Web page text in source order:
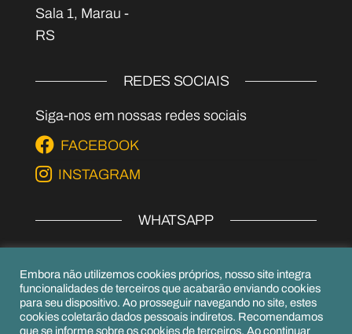
Sala 1, Marau -
RS
REDES SOCIAIS
Siga-nos em nossas redes sociais
FACEBOOK
INSTAGRAM
WHATSAPP
(54) 99979-6656
(54) 99156-6952
Embora não utilizemos cookies próprios, nosso site integra
funcionalidades de terceiros que acabarão enviando cookies
para seu dispositivo. Ao prosseguir navegando no site, estes
cookies coletarão dados pessoais indiretos. Recomendamos
que se informe sobre os cookies de terceiros. Ao continuar